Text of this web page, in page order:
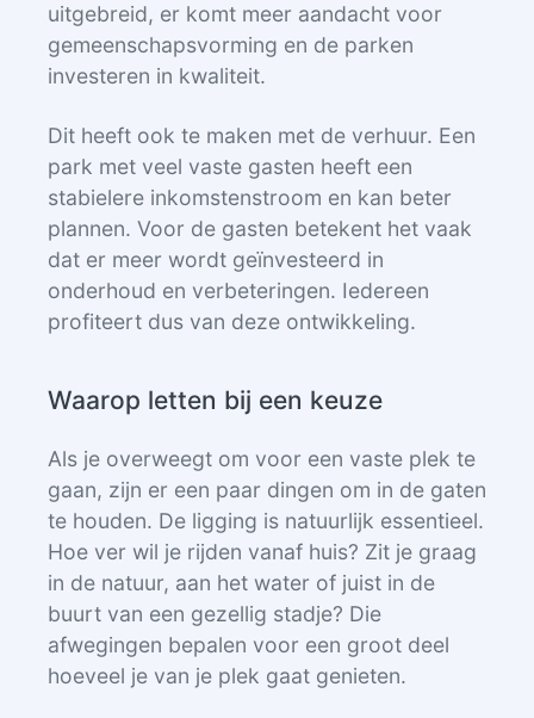
uitgebreid, er komt meer aandacht voor
gemeenschapsvorming en de parken
investeren in kwaliteit.
Dit heeft ook te maken met de verhuur. Een
park met veel vaste gasten heeft een
stabielere inkomstenstroom en kan beter
plannen. Voor de gasten betekent het vaak
dat er meer wordt geïnvesteerd in
onderhoud en verbeteringen. Iedereen
profiteert dus van deze ontwikkeling.
Waarop letten bij een keuze
Als je overweegt om voor een vaste plek te
gaan, zijn er een paar dingen om in de gaten
te houden. De ligging is natuurlijk essentieel.
Hoe ver wil je rijden vanaf huis? Zit je graag
in de natuur, aan het water of juist in de
buurt van een gezellig stadje? Die
afwegingen bepalen voor een groot deel
hoeveel je van je plek gaat genieten.